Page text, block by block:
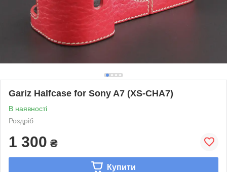
Gariz Halfcase for Sony A7 (XS-CHA7)
В наявності
Роздріб
1 300 ₴
Купити